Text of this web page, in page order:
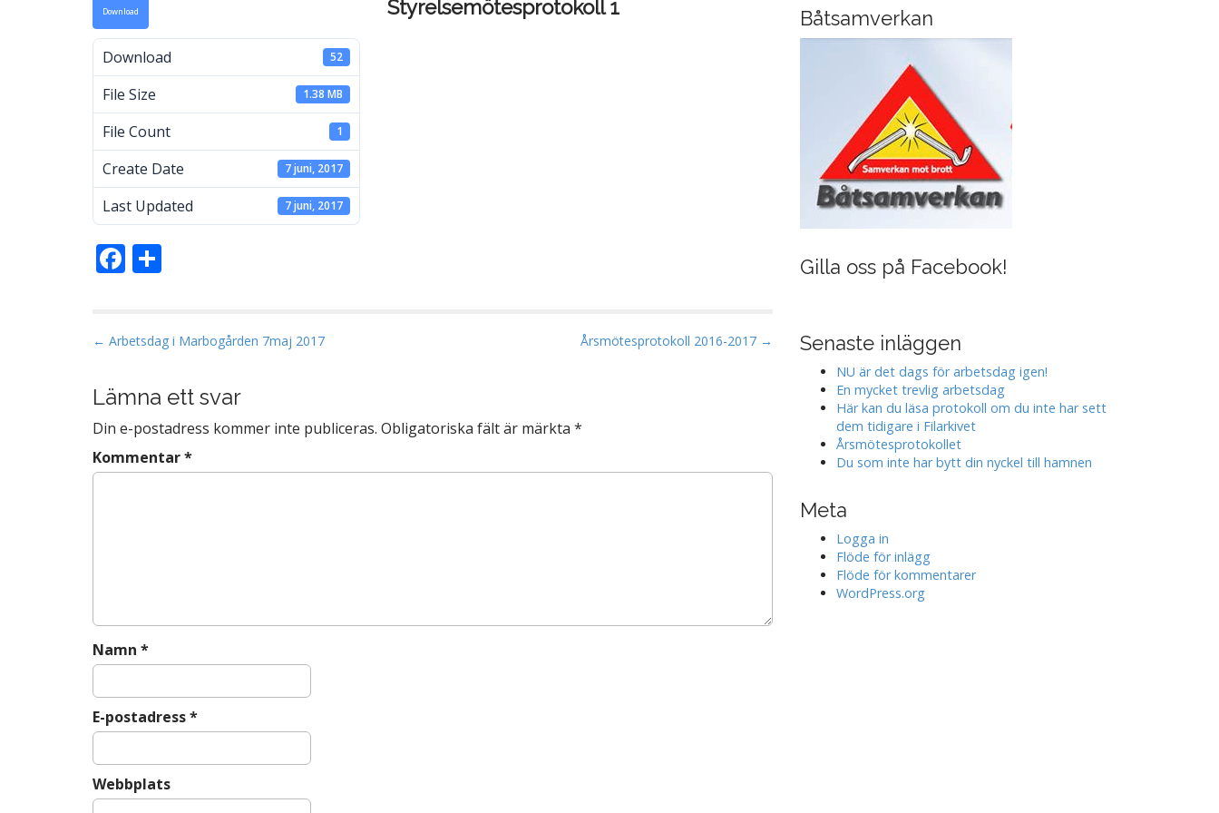
M
a
Download
Download 52
File Size 1.38 MB
File Count 1
Create Date 7 juni, 2017
Last Updated 7 juni, 2017
Styrelsemötesprotokoll 1
F
b
o
k
P
s
t
n
a
v
o
n
← Arbetsdag i Marbogården 7maj 2017 Årsmötesprotokoll 2016-2017 →
Lämna ett svar
Din e-postadress kommer inte publiceras. Obligatoriska fält är märkta *
Kommentar*
Namn *
E-postadress*
Webbplats
Båtsamverkan
Gilla oss på Facebook!
Senaste inläggen
NU är det dags för arbetsdag igen!
En mycket trevlig arbetsdag
Här kan du läsa protokoll om du inte har sett
dem tidigare i Filarkivet
Årsmötesprotokollet
Du som inte har bytt din nyckel till hamnen
Meta
Logga in
Flöde för inlägg
Flöde för kommentarer
WordPress.org